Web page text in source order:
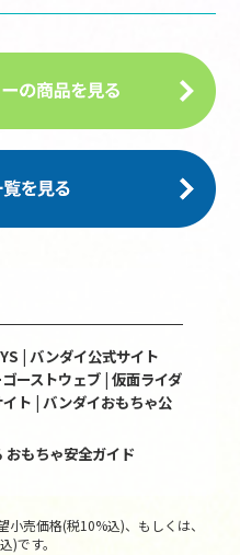
| バンダイ公式サイト
ーストウェブ | 仮面ライダ
ト | バンダイおもちゃ公
おもちゃ安全ガイド
売価格(税10%込)、もしくは、
)です。